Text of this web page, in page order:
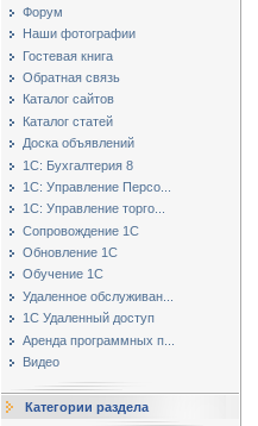
Форум
Наши фотографии
Гостевая книга
Обратная связь
Каталог сайтов
Каталог статей
Доска объявлений
1С: Бухгалтерия 8
1С: Управление Персо...
1С: Управление торго...
Сопровождение 1С
Обновление 1С
Обучение 1С
Удаленное обслуживан...
1С Удаленный доступ
Аренда программных п...
Видео
Категории раздела